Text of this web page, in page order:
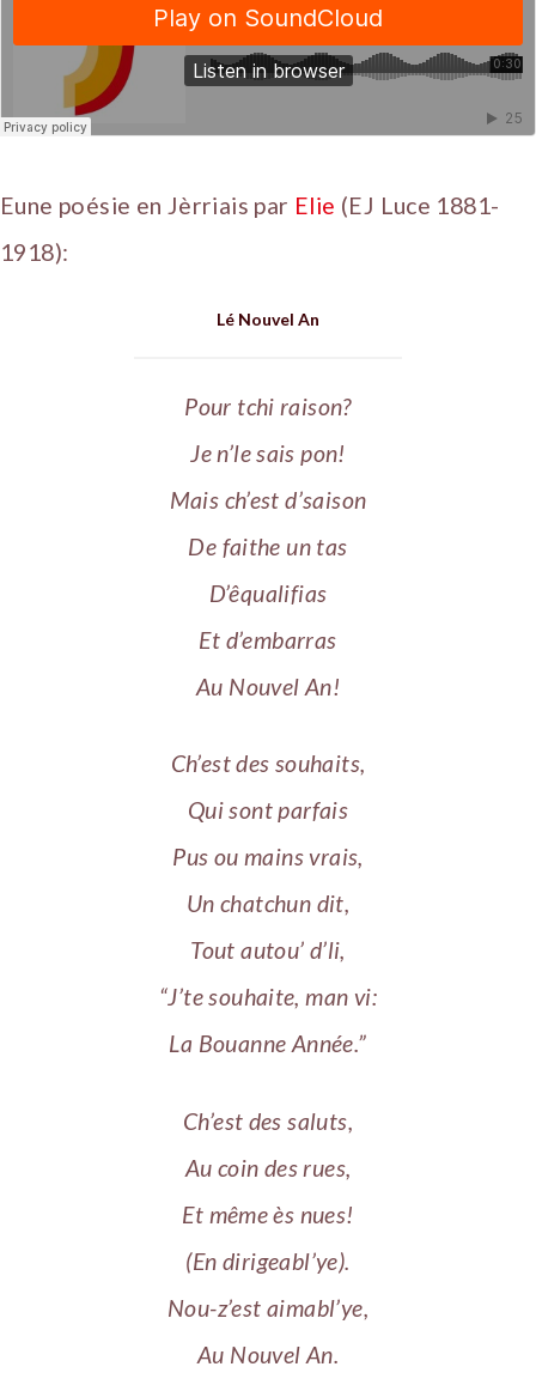
Eune poésie en Jèrriais par Elie (EJ Luce 1881-
1918):
Lé Nouvel An
Pour tchi raison?
Je n’le sais pon!
Mais ch’est d’saison
De faithe un tas
D’êqualifias
Et d’embarras
Au Nouvel An!
Ch’est des souhaits,
Qui sont parfais
Pus ou mains vrais,
Un chatchun dit,
Tout autou’ d’li,
“J’te souhaite, man vi:
La Bouanne Année.”
Ch’est des saluts,
Au coin des rues,
Et même ès nues!
(En dirigeabl’ye).
Nou-z’est aimabl’ye,
Au Nouvel An.